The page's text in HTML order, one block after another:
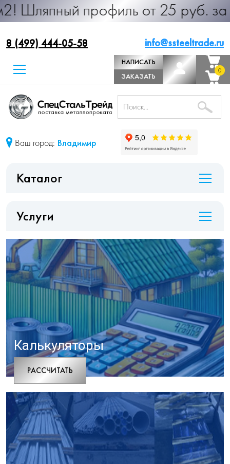
профиль от 25 руб. за м.п.
8 (499) 444-05-58 info@ssteeltrade.ru
НАПИСАТЬ
ДИРЕКТОРУ
ЗАКАЗАТЬ
ЗВОНОК
0
0
Ваш город: Владимир
Каталог
Услуги
Калькуляторы
РАCСЧИТАТЬ